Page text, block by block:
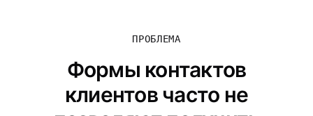
ПРОБЛЕМА
Формы контактов
клиентов часто не